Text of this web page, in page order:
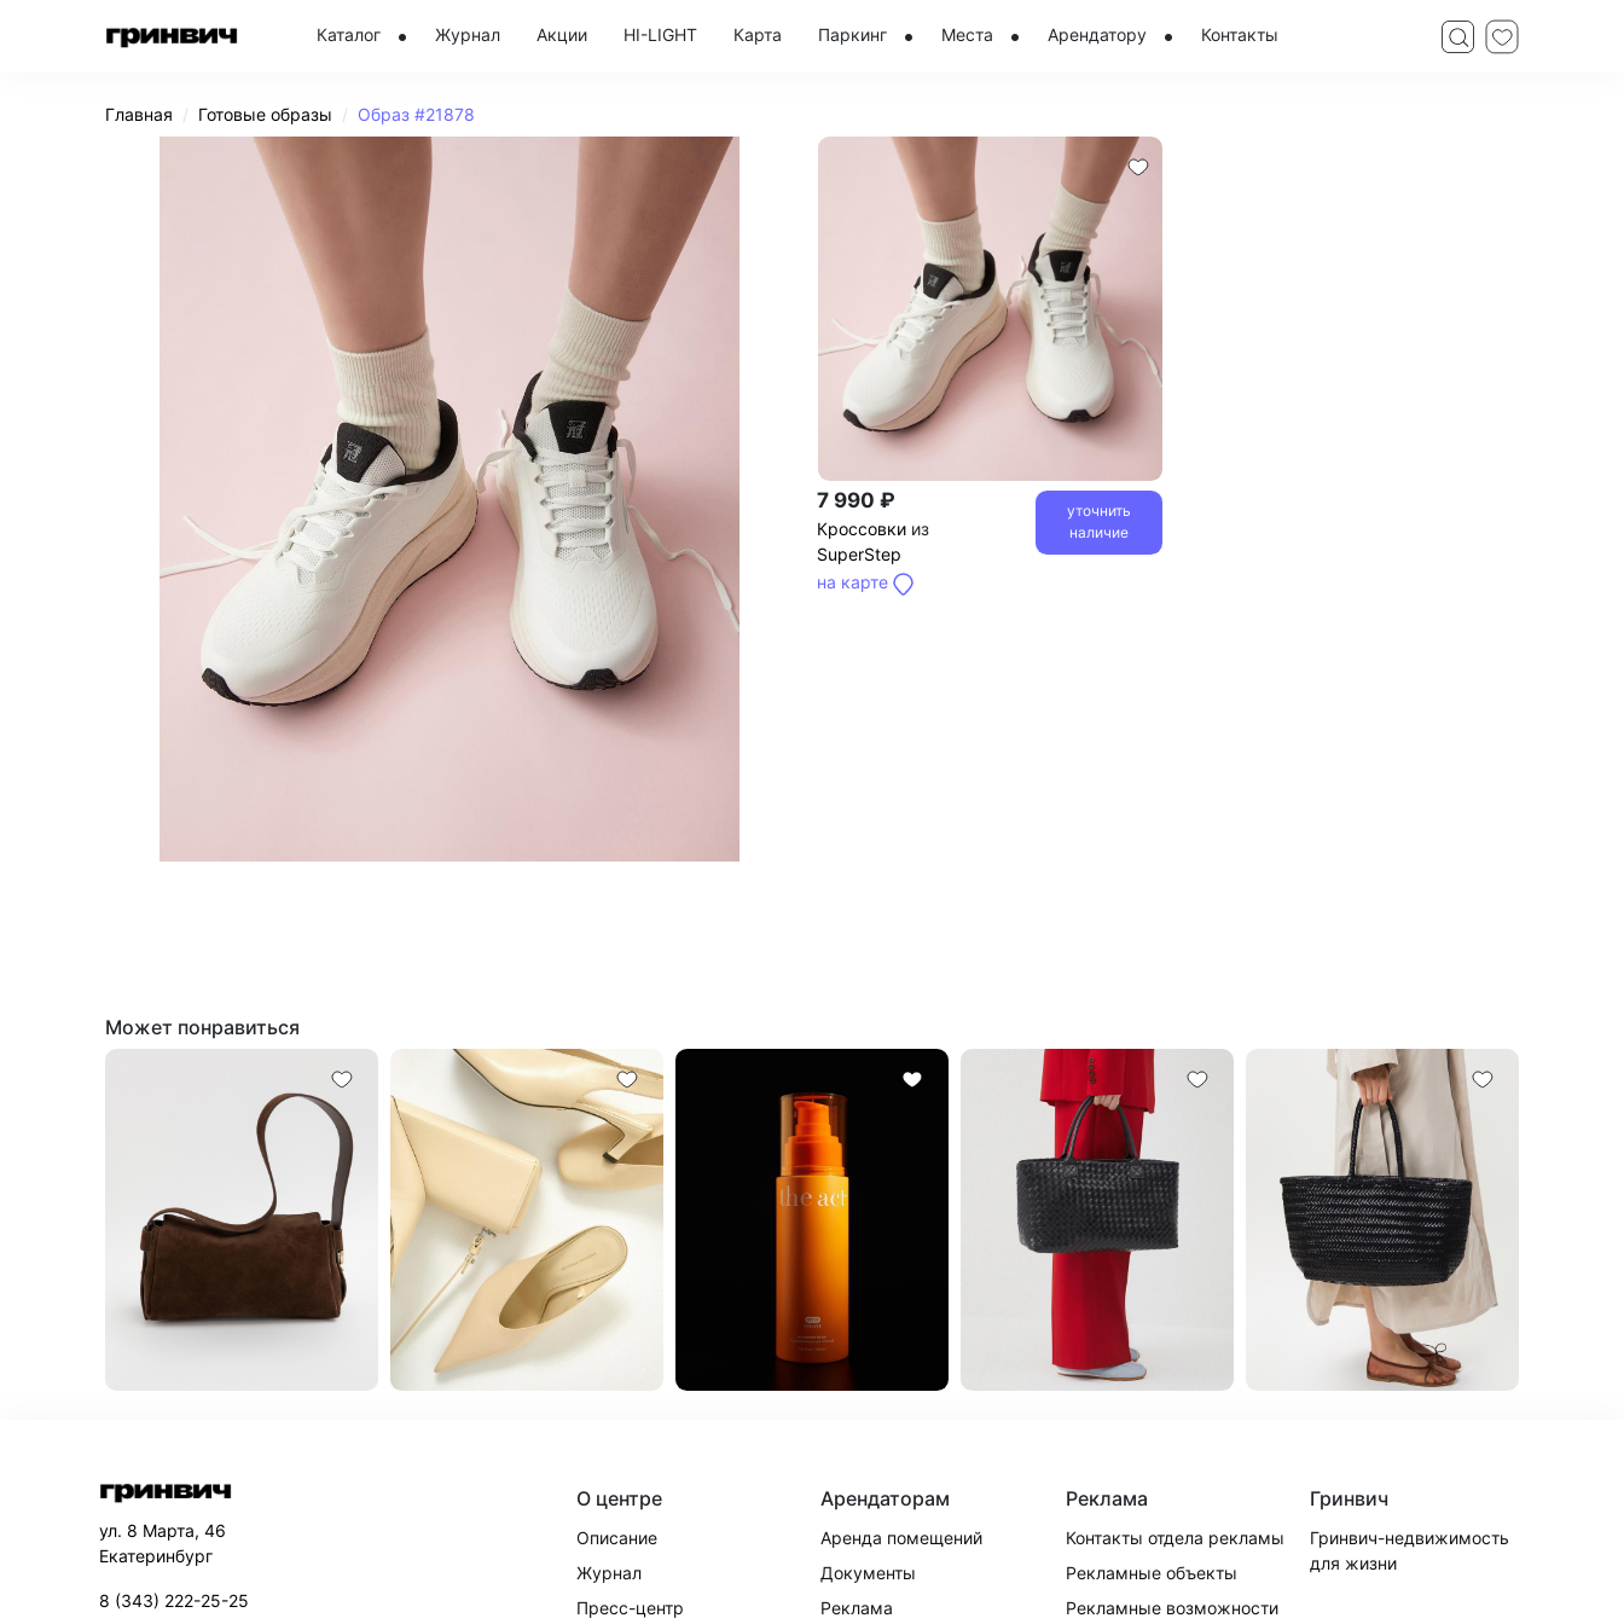
Каталог Журнал Акции HI-LIGHT Карта Паркинг Места Арендатору Контакты
Главная Готовые образы Образ #21878
7 990 ₽
Кроссовки из
SuperStep
на карте
уточнить
наличие
Может понравиться
ул. 8 Марта, 46
Екатеринбург
8 (343) 222-25-25
О центре
Описание
Журнал
Пресс-центр
Арендаторам
Аренда помещений
Документы
Реклама
Реклама
Контакты отдела рекламы
Рекламные объекты
Рекламные возможности
Гринвич
Гринвич-недвижимость
для жизни